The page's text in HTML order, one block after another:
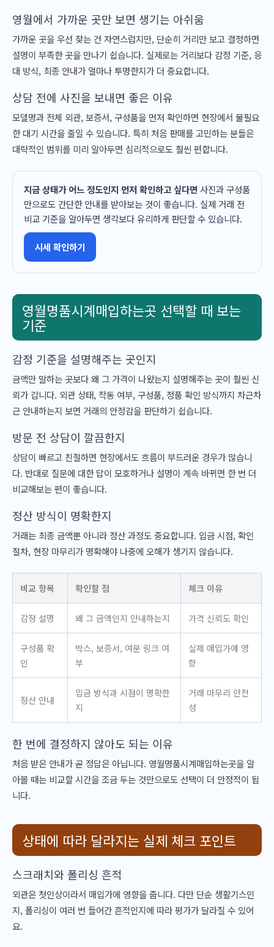
영월에서 가까운 곳만 보면 생기는 아쉬움
가까운 곳을 우선 찾는 건 자연스럽지만, 단순히 거리만 보고 결정하면
설명이 부족한 곳을 만나기 쉽습니다. 실제로는 거리보다 감정 기준, 응
대 방식, 최종 안내가 얼마나 투명한지가 더 중요합니다.
상담 전에 사진을 보내면 좋은 이유
모델명과 전체 외관, 보증서, 구성품을 먼저 확인하면 현장에서 불필요
한 대기 시간을 줄일 수 있습니다. 특히 처음 판매를 고민하는 분들은
대략적인 범위를 미리 알아두면 심리적으로도 훨씬 편합니다.
지금 상태가 어느 정도인지 먼저 확인하고 싶다면사진과 구성품
만으로도 간단한 안내를 받아보는 것이 좋습니다. 실제 거래 전
비교 기준을 알아두면 생각보다 유리하게 판단할 수 있습니다.
시세 확인하기
영월명품시계매입하는곳 선택할 때 보는
기준
감정 기준을 설명해주는 곳인지
금액만 말하는 곳보다 왜 그 가격이 나왔는지 설명해주는 곳이 훨씬 신
뢰가 갑니다. 외관 상태, 작동 여부, 구성품, 정품 확인 방식까지 차근차
근 안내하는지 보면 거래의 안정감을 판단하기 쉽습니다.
방문 전 상담이 깔끔한지
상담이 빠르고 친절하면 현장에서도 흐름이 부드러운 경우가 많습니
다. 반대로 질문에 대한 답이 모호하거나 설명이 계속 바뀌면 한 번 더
비교해보는 편이 좋습니다.
정산 방식이 명확한지
거래는 최종 금액뿐 아니라 정산 과정도 중요합니다. 입금 시점, 확인
절차, 현장 마무리가 명확해야 나중에 오해가 생기지 않습니다.
비교 항목 확인할 점 체크 이유
감정 설명 왜 그 금액인지 안내하는지 가격 신뢰도 확인
구성품 확
인
박스, 보증서, 여분 링크 여
부
실제 매입가에 영
향
정산 안내
입금 방식과 시점이 명확한
지
거래 마무리 안전
성
한 번에 결정하지 않아도 되는 이유
처음 받은 안내가 곧 정답은 아닙니다. 영월명품시계매입하는곳을 알
아볼 때는 비교할 시간을 조금 두는 것만으로도 선택이 더 안정적이 됩
니다.
상태에 따라 달라지는 실제 체크 포인트
스크래치와 폴리싱 흔적
외관은 첫인상이라서 매입가에 영향을 줍니다. 다만 단순 생활기스인
지, 폴리싱이 여러 번 들어간 흔적인지에 따라 평가가 달라질 수 있어
요.